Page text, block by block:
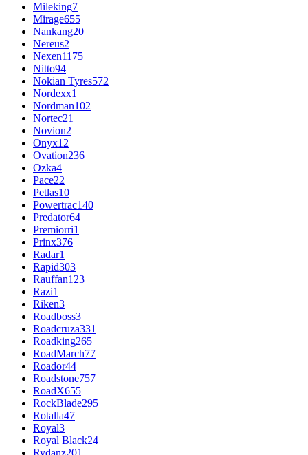
Mileking7
Mirage655
Nankang20
Nereus2
Nexen1175
Nitto94
Nokian Tyres572
Nordexx1
Nordman102
Nortec21
Novion2
Onyx12
Ovation236
Ozka4
Pace22
Petlas10
Powertrac140
Predator64
Premiorri1
Prinx376
Radar1
Rapid303
Rauffan123
Razi1
Riken3
Roadboss3
Roadcruza331
Roadking265
RoadMarch77
Roador44
Roadstone757
RoadX655
RockBlade295
Rotalla47
Royal3
Royal Black24
Rydanz201